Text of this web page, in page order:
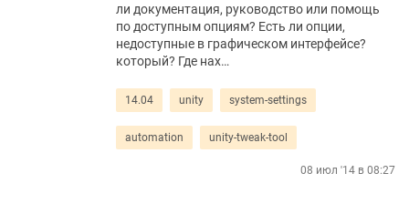
ли документация, руководство или помощь
по доступным опциям? Есть ли опции,
недоступные в графическом интерфейсе?
который? Где нах…
14.04 unity system-settings
automation unity-tweak-tool
08 июл '14 в 08:27